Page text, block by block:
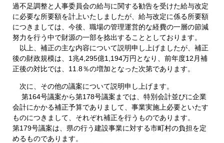
過不足調整と人事委員会の給与に関する勧告を受けた給与改定
に必要な所要額を計上いたしましたが、給与改定に係る所要額
につきましては、今後、職場の管理運営的な経費の一層の節減
努力を行う中で財源の一部を捻出することとしております。
以上、補正の主な内容について説明申し上げましたが、補正
後の財政規模は、1兆4,295億1,194万円となり、前年度12月補
正後の対比では、11.8％の増加となった次第であります。
次に、その他の議案について説明申し上げます。
第164号議案から第178号議案までは、特別会計並びに企業
会計にかかる補正予算でありまして、事業実施上必要といたす
ものにつきまして、それぞれ補正を行うものであります。
第179号議案は、県の行う建設事業に対する市町村の負担を定
めるものであります。